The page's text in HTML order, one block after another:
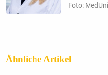
Foto:
Ähnliche Artikel